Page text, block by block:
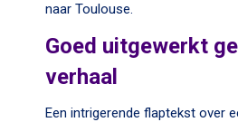
naar Toulouse.
Goed uitgewerkt
verhaal
Een intrigerende flaptekst over